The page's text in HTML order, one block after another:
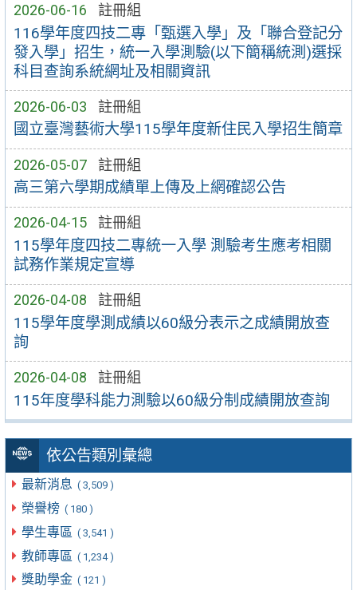
2026-06-16 註冊組
116學年度四技二專「甄選入學」及「聯合登記分
發入學」招生，統一入學測驗(以下簡稱統測)選採
科目查詢系統網址及相關資訊
2026-06-03 註冊組
國立臺灣藝術大學115學年度新住民入學招生簡章
2026-05-07 註冊組
高三第六學期成績單上傳及上網確認公告
2026-04-15 註冊組
115學年度四技二專統一入學 測驗考生應考相關
試務作業規定宣導
2026-04-08 註冊組
115學年度學測成績以60級分表示之成績開放查
詢
2026-04-08 註冊組
115年度學科能力測驗以60級分制成績開放查詢
依公告類別彙總
最新消息 ( 3,509 )
榮譽榜 ( 180 )
學生專區 ( 3,541 )
教師專區 ( 1,234 )
獎助學金 ( 121 )